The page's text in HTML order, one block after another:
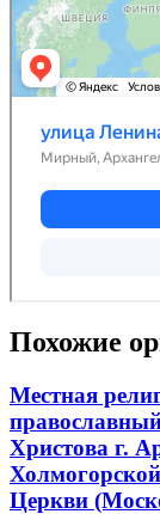
Похожие
Местная
Христова г.
Церкви